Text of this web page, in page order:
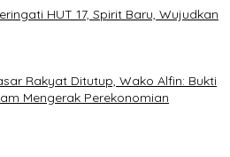
HUT 17, Spirit Baru, Wujudkan
Rakyat Ditutup, Wako Alfin: Bukti
Mengerak Perekonomian